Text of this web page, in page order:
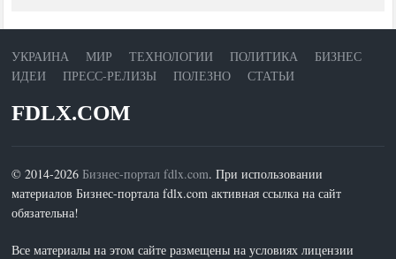
УКРАИНА МИР ТЕХНОЛОГИИ ПОЛИТИКА
БИЗНЕС
ИДЕИ
ПРЕСС-РЕЛИЗЫ ПОЛЕЗНО СТАТЬИ
FDLX.COM
© 2014-2026 Бизнес-портал fdlx.com. При использовании
материалов Бизнес-портала fdlx.com активная ссылка на сайт
обязательна!
Все материалы на этом сайте размещены на условиях лицензии